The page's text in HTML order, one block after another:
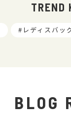
TREND
レディスバッ
BLOG